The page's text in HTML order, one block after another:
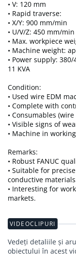
• V: 120 mm
• Rapid traverse:
• X/Y: 900 mm/min
• U/V/Z: 450 mm/min
• Max. workpiece
• Machine weight:
• Power supply:
11 KVA
Condition:
• Used wire EDM
• Complete with
• Consumables
• Visible signs of
• Machine in
Remarks:
• Robust FANUC
• Suitable for
conductive
• Interesting for
markets.
VIDEOCLIPURI
Vedeți detaliile și
obiectului în acest